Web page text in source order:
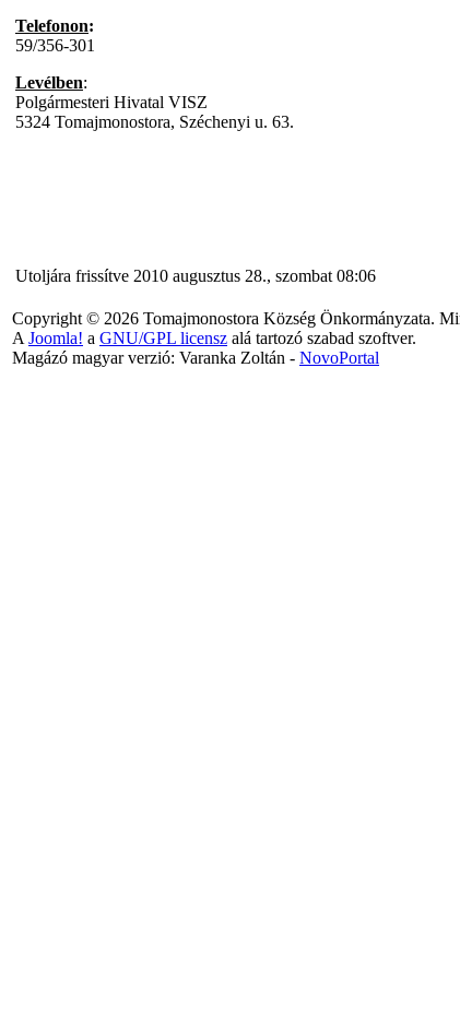
Telefonon:
59/356-301
Levélben:
Polgármesteri Hivatal VISZ
5324 Tomajmonostora, Széchenyi u. 63.
Utoljára frissítve 2010 augusztus 28., szombat 08:06
Copyright © 2026 Tomajmonostora Község Önkormányzata.
A Joomla! a GNU/GPL licensz alá tartozó szabad szoftver.
Magázó magyar verzió: Varanka Zoltán - NovoPortal